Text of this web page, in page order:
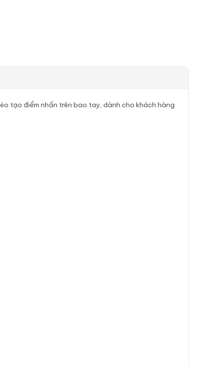
tạo điểm nhấn trên bao tay, dành cho khách hàng